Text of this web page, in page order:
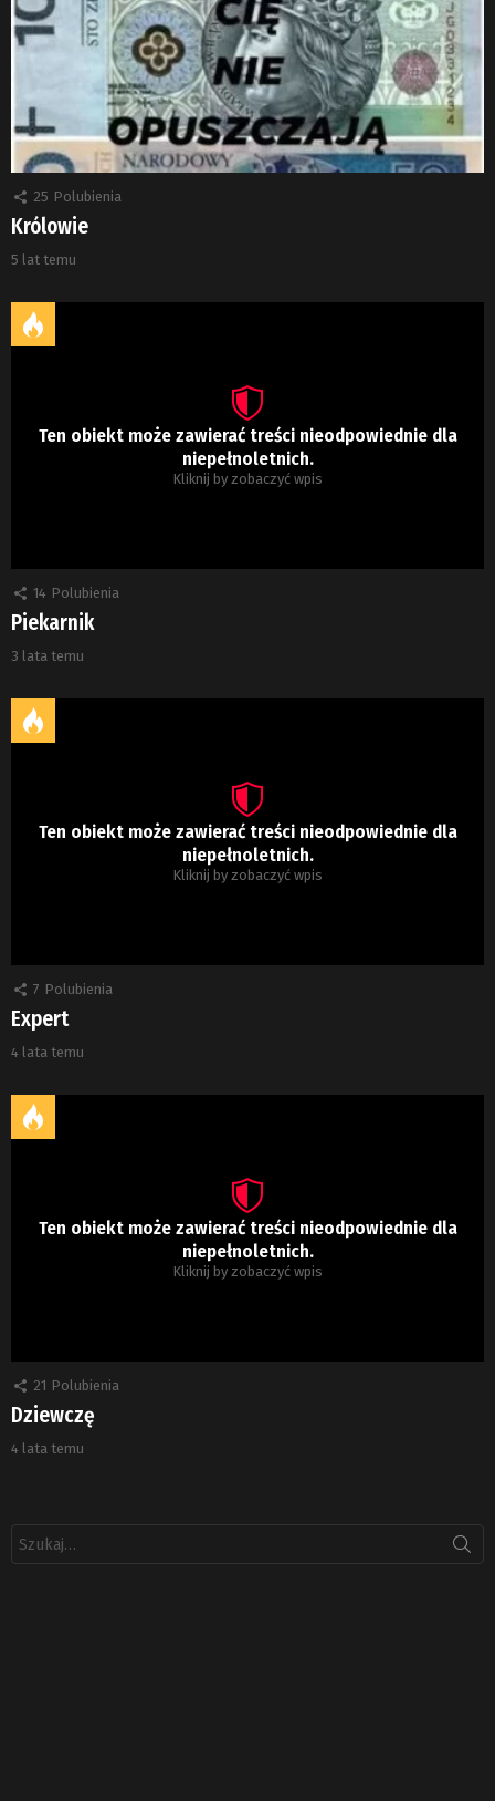
25 Polubienia
Królowie
5 lat temu
Ten obiekt może zawierać treści nieodpowiednie dla
niepełnoletnich.
Kliknij by zobaczyć wpis
14 Polubienia
Piekarnik
3 lata temu
Ten obiekt może zawierać treści nieodpowiednie dla
niepełnoletnich.
Kliknij by zobaczyć wpis
7 Polubienia
Expert
4 lata temu
Ten obiekt może zawierać treści nieodpowiednie dla
niepełnoletnich.
Kliknij by zobaczyć wpis
21 Polubienia
Dziewczę
4 lata temu